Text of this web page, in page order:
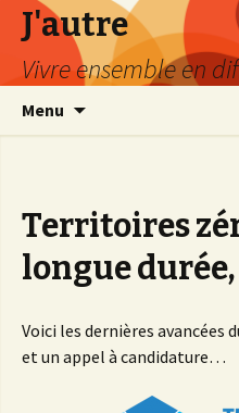
J'autre
Vivre ensemble en
Menu
Territoires
longue
Voici les dernières
et un appel à candidature…